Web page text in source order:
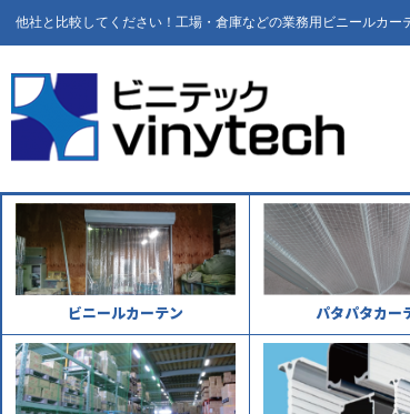
他社と比較してください！工場・倉庫などの業務用ビニールカ
ビニールカーテン パタパタカー